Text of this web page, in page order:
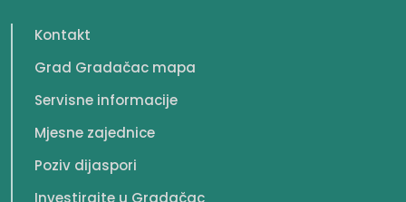
Kontakt
Grad Gradačac mapa
Servisne informacije
Mjesne zajednice
Poziv dijaspori
Investirajte u Gradačac